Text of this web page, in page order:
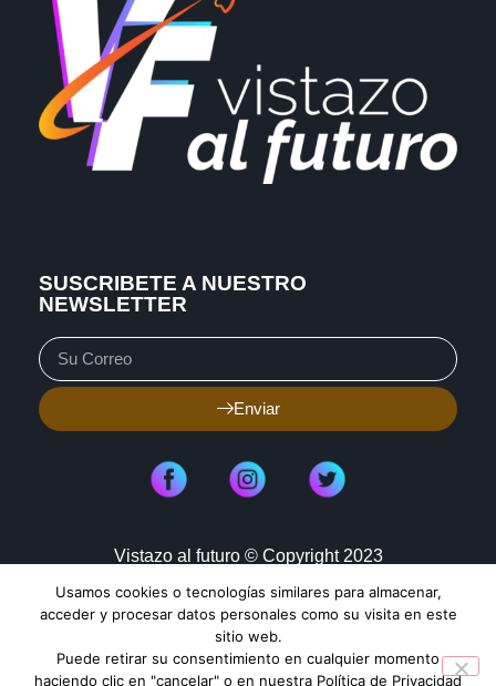
SUSCRIBETE A NUESTRO
NEWSLETTER
Enviar
Vistazo al futuro © Copyright 2023
Aviso de Privacidad
Política de Cookies
Mapa de Sitio
Usamos cookies o tecnologías similares para almacenar,
acceder y procesar datos personales como su visita en este
sitio web.
Puede retirar su consentimiento en cualquier momento
haciendo clic en "cancelar" o en nuestra Política de Privacidad